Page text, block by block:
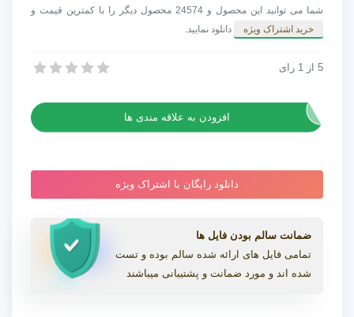
شما می توانید این محصول و 24574 محصول دیگر را با کمترین قیمت و
خرید اشتراک ویژه
دانلود نمایید.
پروژه افترافکت افکت‌های آبرنگی
5 از 1 رای
افزودن به علاقه مندی ها
دانلود رایگان با اشتراک ویژه
ضمانت سالم بودن فایل ها
تمامی فایل های ارائه شده سالم بوده و تست
شده اند و مورد ضمانت و پشتیبانی میباشند